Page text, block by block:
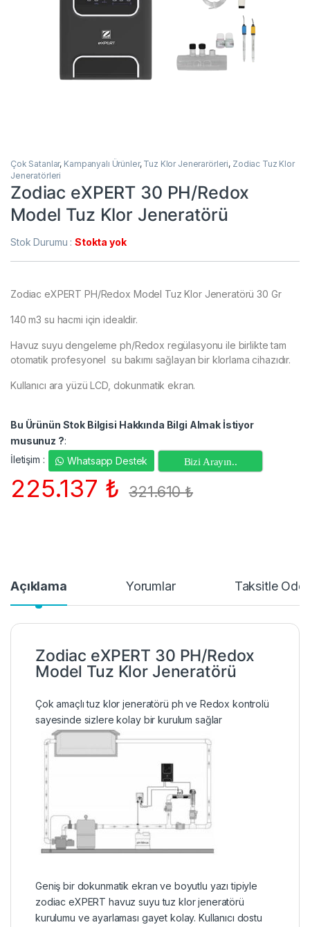
Çok Satanlar, Kampanyalı Ürünler, Tuz Klor Jenerarörleri, Zodiac Tuz Klor
Jeneratörleri
Zodiac eXPERT 30 PH/Redox
Model Tuz Klor Jeneratörü
Stok Durumu :Stokta yok
Zodiac eXPERT PH/Redox Model Tuz Klor Jeneratörü 30 Gr
140 m3 su hacmi için idealdir.
Havuz suyu dengeleme ph/Redox regülasyonu ile birlikte tam
otomatik profesyonel su bakımı sağlayan bir klorlama cihazıdır.
Kullanıcı ara yüzü LCD, dokunmatik ekran.
Bu Ürünün Stok Bilgisi Hakkında Bilgi Almak İstiyor
musunuz ?:
İletişim :
Whatsapp Destek Bizi Arayın..
225.137 ₺ 321.610₺
Açıklama Yorumlar Taksitle
Zodiac eXPERT 30 PH/Redox
Model Tuz Klor Jeneratörü
Çok amaçlı tuz klor jeneratörü ph ve Redox kontrolü
sayesinde sizlere kolay bir kurulum sağlar
Geniş bir dokunmatik ekran ve boyutlu yazı tipiyle
zodiac eXPERT havuz suyu tuz klor jeneratörü
kurulumu ve ayarlaması gayet kolay. Kullanıcı dostu